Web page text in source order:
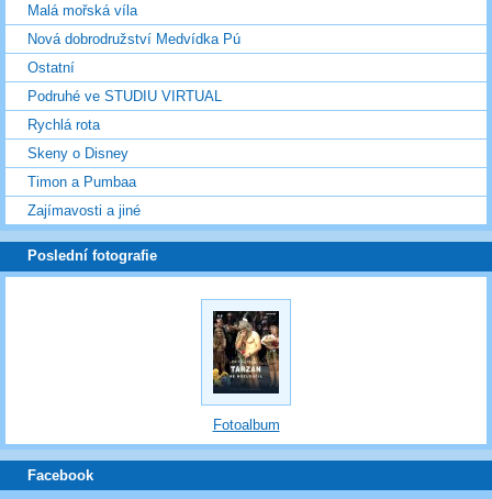
Malá mořská víla
Nová dobrodružství Medvídka Pú
Ostatní
Podruhé ve STUDIU VIRTUAL
Rychlá rota
Skeny o Disney
Timon a Pumbaa
Zajímavosti a jiné
Poslední fotografie
Fotoalbum
Facebook